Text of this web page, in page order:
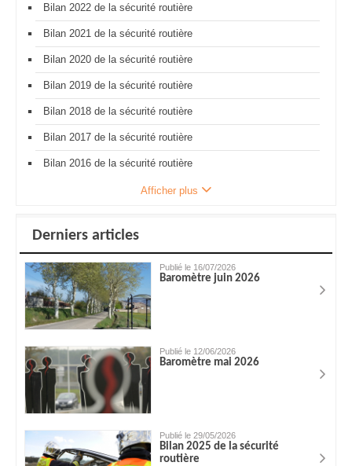
Bilan 2022 de la sécurité routière
Bilan 2021 de la sécurité routière
Bilan 2020 de la sécurité routière
Bilan 2019 de la sécurité routière
Bilan 2018 de la sécurité routière
Bilan 2017 de la sécurité routière
Bilan 2016 de la sécurité routière
Afficher plus
Derniers articles
Publié le 16/07/2026
Baromètre juin 2026
Publié le 12/06/2026
Baromètre mai 2026
Publié le 29/05/2026
Bilan 2025 de la sécurité
routière